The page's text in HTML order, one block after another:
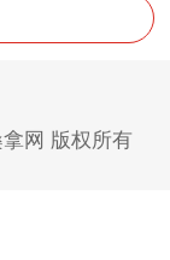
网 版权所有